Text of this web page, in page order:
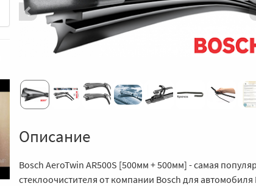
Описание
Bosch AeroTwin AR500S [500мм + 500мм] - самая
стеклоочистителя от компании Bosch для автомобиля